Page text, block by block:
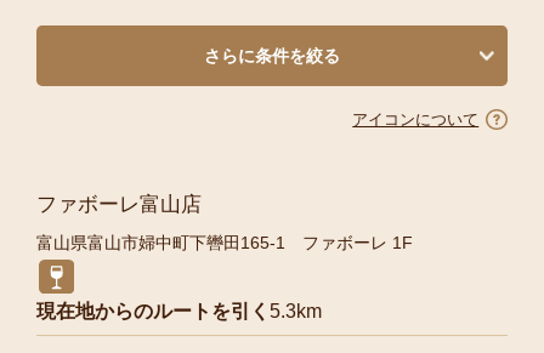
さらに条件を絞る
アイコンについて
ファボーレ富山店
富山県富山市婦中町下轡田165-1 ファボーレ 1F
現在地からのルートを引く 5.3km